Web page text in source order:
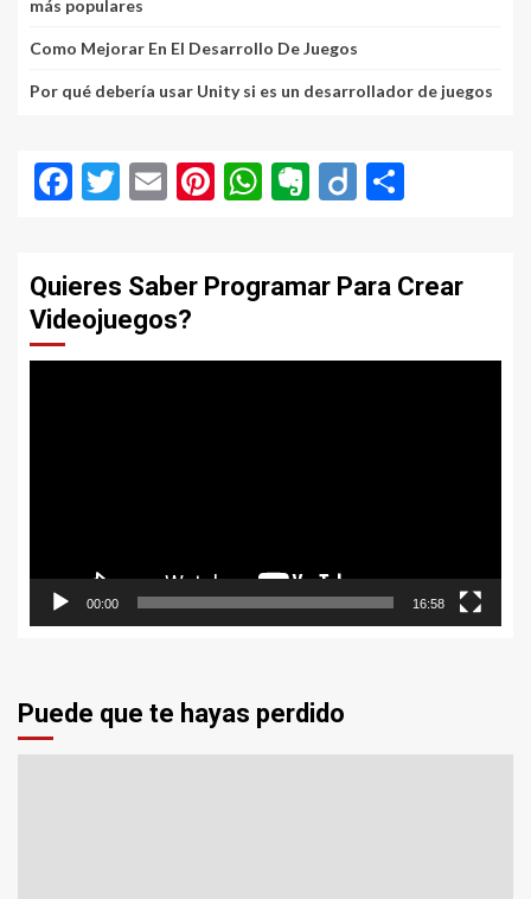
más populares
Como Mejorar En El Desarrollo De Juegos
Por qué debería usar Unity si es un desarrollador de juegos
Facebook
Twitter
EmailPinterest
WhatsApp
Evernote
Diigo
Quieres Saber Programar Para Crear
Videojuegos?
00:00 16:58
Puede que te hayas perdido